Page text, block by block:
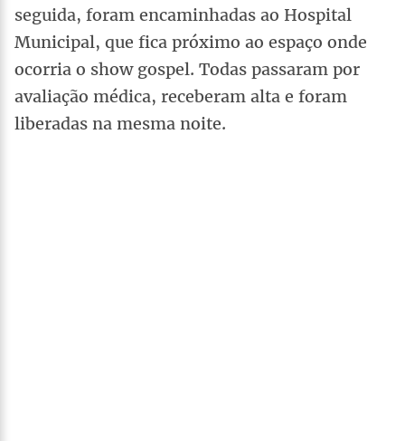
seguida, foram encaminhadas ao Hospital
Municipal, que fica próximo ao espaço onde
ocorria o show gospel. Todas passaram por
avaliação médica, receberam alta e foram
liberadas na mesma noite.